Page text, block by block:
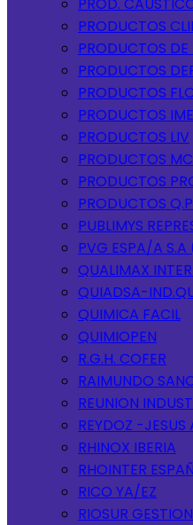
PRODUCTOS
PRODUCTOS
PRODUCTOS
PRODUCTOS
PRODUCTOS
PRODUCTOS LIV
PRODUCTOS
PRODUCTOS
PRODUCTOS
PUBLIMYS
PVG ESPA/A
QUALIMAX
QUIADSA-
QUIMICA FACIL
QUIMIOPEN
R.G.H. COFER
RAIMUNDO
REUNION
REYDOZ -JESUS
RHINOX IBERIA
RHOINTER
RICO YA/EZ
RIOSUR GESTION